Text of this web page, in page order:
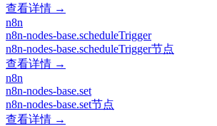
查看详情 →
n8n
n8n-nodes-base.scheduleTrigger
n8n-nodes-base.scheduleTrigger节点
查看详情 →
n8n
n8n-nodes-base.set
n8n-nodes-base.set节点
查看详情 →